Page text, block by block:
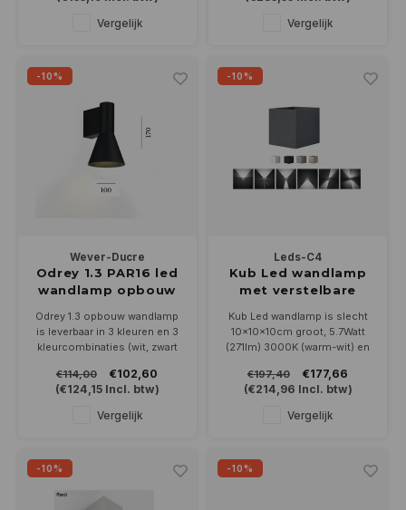
GU10 ledlamp (niet
bijgeleverd)
Vergelijk Vergelijk
-10%
Wever-Ducre
Odrey 1.3 PAR16 led
wandlamp opbouw
Odrey 1.3 opbouw wandlamp
is leverbaar in 3 kleuren en 3
kleurcombinaties (wit, zwart
neerwaarts geplaatst worden.
Geschikt voor een PAR16-
GU10 ledlamp (niet
bijgeleverd)
€114,00
€102,60
(€124,15Incl. btw)
Vergelijk
-10%
Leds-C4
Kub Led wandlamp
met verstelbare
3000K
Kub Led wandlamp is slecht
10x10x10cm groot, 5.7Watt
(271lm) 3000K (warm-wit) en
voor uw gewenste licht
effect. Leverbaar in 4 kleuren.
€197,40
€177,66
(€214,96 Incl. btw)
Vergelijk
-10% -10%